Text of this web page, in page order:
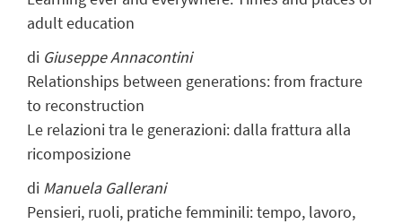
adult education
di Giuseppe Annacontini
Relationships between generations: from fracture
to reconstruction
Le relazioni tra le generazioni: dalla frattura alla
ricomposizione
di Manuela Gallerani
Pensieri, ruoli, pratiche femminili: tempo, lavoro,